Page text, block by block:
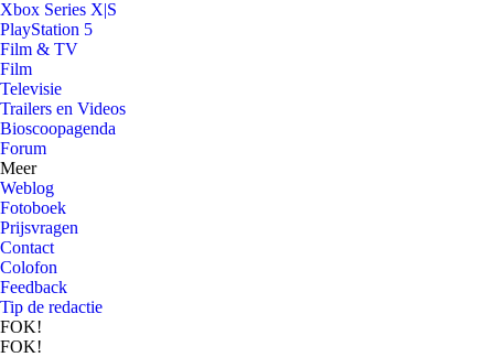
Xbox Series X|S
PlayStation 5
Film & TV
Film
Televisie
Trailers en Videos
Bioscoopagenda
Forum
Meer
Weblog
Fotoboek
Prijsvragen
Contact
Colofon
Feedback
Tip de redactie
FOK!
FOK!